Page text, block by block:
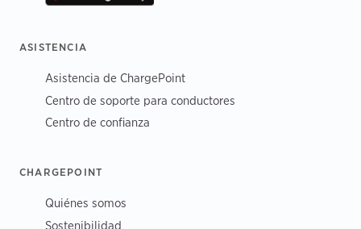
ASISTENCIA
Asistencia de ChargePoint
Centro de soporte para conductores
Centro de confianza
CHARGEPOINT
Quiénes somos
Sostenibilidad